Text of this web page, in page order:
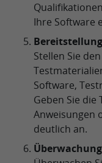
Ihre Software
Stellen Sie
Software,
Geben Sie die
Anweisungen
deutlich an.